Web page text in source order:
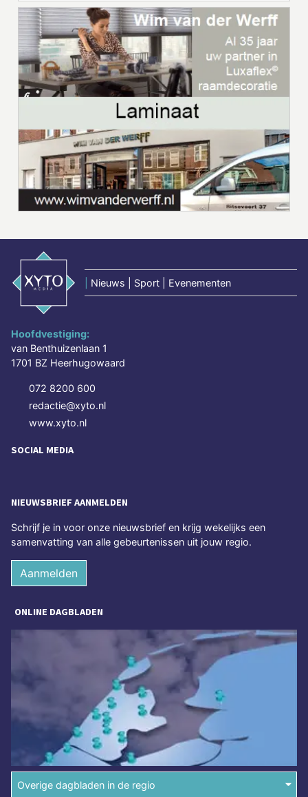
Nieuws | Sport | Evenementen
Hoofdvestiging:
van Benthuizenlaan 1
1701 BZ Heerhugowaard
072 8200 600
redactie@xyto.nl
www.xyto.nl
SOCIAL MEDIA
NIEUWSBRIEF AANMELDEN
Schrijf je in voor onze nieuwsbrief en krijg wekelijks een
samenvatting van alle gebeurtenissen uit jouw regio.
Aanmelden
ONLINE DAGBLADEN
Overige dagbladen in de regio